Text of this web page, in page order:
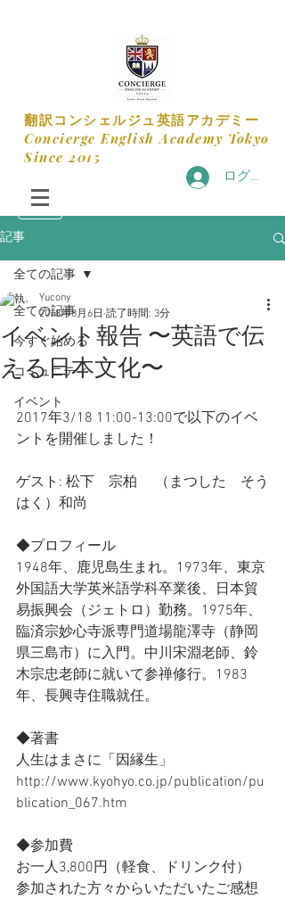
​翻訳コンシェルジュ英語アカデミー
​Concierge English Academy Tokyo
​Since 2015
ログイン
記事
全ての記事
今すぐ始める
コミュニティ
イベント
全ての記事
イベント報告 〜英語で伝
える日本文化〜
Yucony
2018年8月6日 読了時間: 3分
2017年3/18 11:00-13:00で以下のイベ
ントを開催しました！
ゲスト: 松下　宗柏 　（まつした　そう
はく）和尚
◆プロフィール
1948年、鹿児島生まれ。1973年、東京
外国語大学英米語学科卒業後、日本貿
易振興会（ジェトロ）勤務。1975年、
臨済宗妙心寺派専門道場龍澤寺（静岡
県三島市）に入門。中川宋淵老師、鈴
木宗忠老師に就いて参禅修行。1983
年、長興寺住職就任。
◆著書
人生はまさに「因縁生」
http://www.kyohyo.co.jp/publication/pu
blication_067.htm
◆参加費
お一人3,800円（軽食、ドリンク付）
参加された方々からいただいたご感想